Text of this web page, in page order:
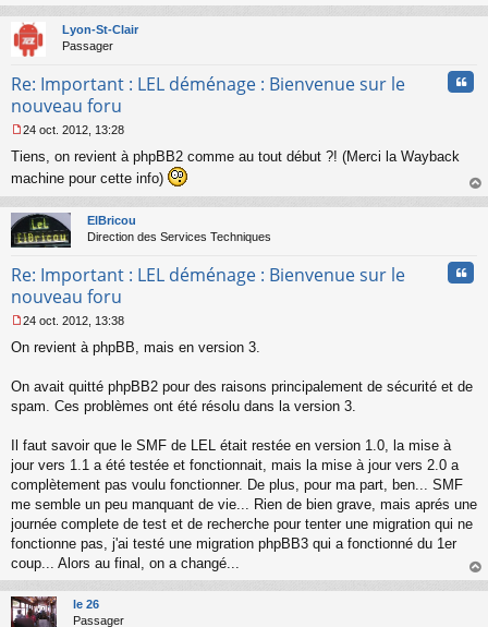
au
Lyon-St-Clair
Passager
Re: Important : LEL déménage : Bienvenue sur le
nouveau foru
e
s
a
g
e
o
l
u
24 oct. 2012, 13:28
Tiens, on revient à phpBB2 comme au tout début ?! (Merci la Wayback
machine pour cette info)
au
ElBricou
Direction des Services Techniques
Re: Important : LEL déménage : Bienvenue sur le
nouveau foru
e
s
g
n
o
n
u
24 oct. 2012, 13:38
On revient à phpBB, mais en version 3.
On avait quitté phpBB2 pour des raisons principalement de sécurité et de
spam. Ces problèmes ont été résolu dans la version 3.
Il faut savoir que le SMF de LEL était restée en version 1.0, la mise à
jour vers 1.1 a été testée et fonctionnait, mais la mise à jour vers 2.0 a
complètement pas voulu fonctionner. De plus, pour ma part, ben... SMF
me semble un peu manquant de vie... Rien de bien grave, mais aprés une
journée complete de test et de recherche pour tenter une migration qui ne
fonctionne pas, j'ai testé une migration phpBB3 qui a fonctionné du 1er
coup... Alors au final, on a changé...
au
le 26
Passager